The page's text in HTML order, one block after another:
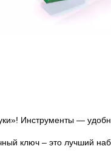
Инструменты —
ключ – это лучший